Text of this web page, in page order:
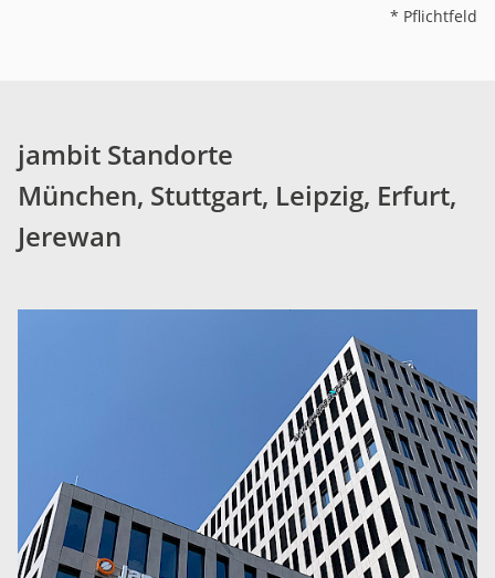
* Pflichtfeld
jambit Standorte
München, Stuttgart, Leipzig, Erfurt,
Jerewan